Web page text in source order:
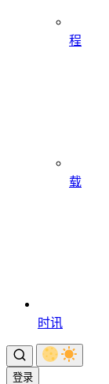
程
载
时讯
登录